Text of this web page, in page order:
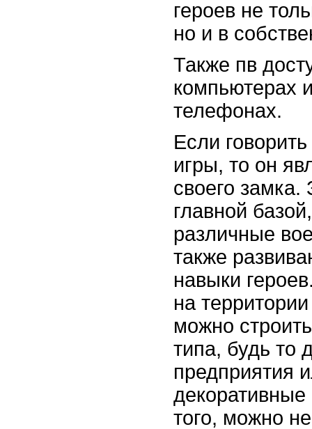
героев не
но и в
Также пв
компьютерах
телефонах.
Если
игры, то он
своего замка.
главной
различные
также
навыки
на
можно
типа, будь
предприятия
того, можно